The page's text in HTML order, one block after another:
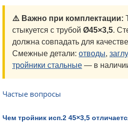
⚠️ Важно при комплектации:
стыкуется с трубой Ø45×3,5.
должна совпадать для
Смежные детали: отводы,
тройники стальные — в
Частые вопросы
Чем тройник исп.2 45×3,5